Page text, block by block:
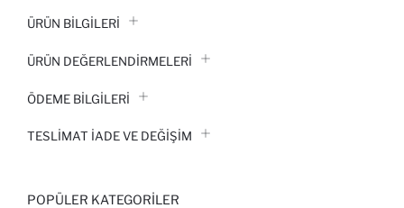
ÜRÜN BILGILERI
ÜRÜN DEĞERLENDİRMELERİ
ÖDEME BİLGİLERİ
TESLIMAT İADE VE DEĞIŞIM
POPÜLER KATEGORILER